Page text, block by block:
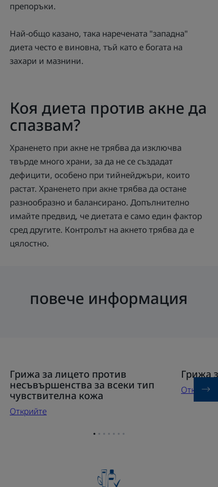
препоръки.
Най-общо казано, така наречената "западна"
диета често е виновна, тъй като е богата на
захари и мазнини.
Коя диета против акне да
спазвам?
Храненето при акне не трябва да изключва
твърде много храни, за да не се създадат
дефицити, особено при тийнейджъри, които
растат. Храненето при акне трябва да остане
разнообразно и балансирано. Допълнително
имайте предвид, че диетата е само един фактор
сред другите. Контролът на акнето трябва да е
цялостно.
повече информация
Грижа
за
лицето
против
Грижа за лицето против
несъвършенства за всеки тип
чувствителна кожа
Открийте
Грижа
за
кожа
Грижа
Открийте
Отидете
Отидете
Отидете
Отидете
Отидете
Отидете
Отидете